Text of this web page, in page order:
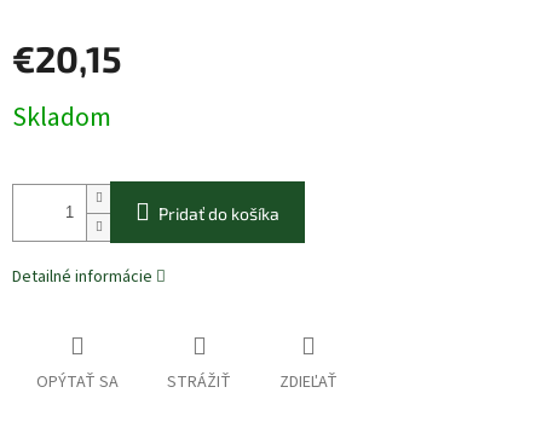
€20,15
cena:
Skladom
Pridať do košíka
Detailné informácie
OPÝTAŤ SA STRÁŽIŤ ZDIEĽAŤ